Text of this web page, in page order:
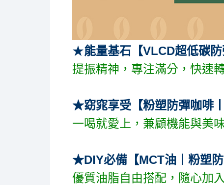
★能量基石【VLCD超低碳
提振精神，專注滿分，快速
★窈窕享受【粉塑防彈咖啡
一喝就愛上，兼顧機能與美
★DIY必備【MCT油丨粉塑防
優質油脂自由搭配，隨心加